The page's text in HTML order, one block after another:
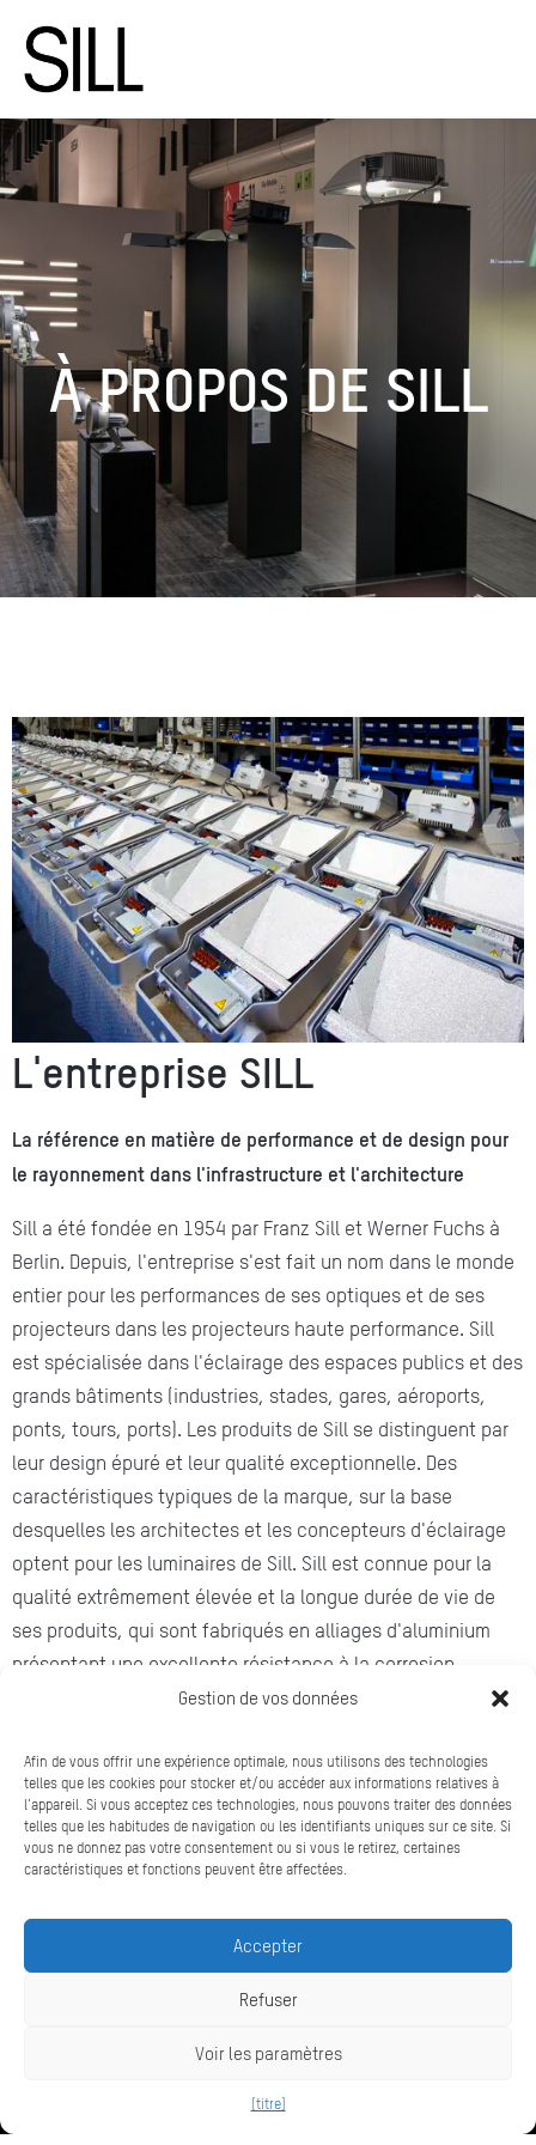
Gestion de vos données
Afin de vous offrir une expérience optimale, nous utilisons des technologies
telles que les cookies pour stocker et/ou accéder aux informations relatives à
l'appareil. Si vous acceptez ces technologies, nous pouvons traiter des données
telles que les habitudes de navigation ou les identifiants uniques sur ce site. Si
vous ne donnez pas votre consentement ou si vous le retirez, certaines
caractéristiques et fonctions peuvent être affectées.
Accepter
Refuser
Voir les paramètres
{titre}
À PROPOS DE SILL
L'entreprise SILL
La référence en matière de performance et de design pour
le rayonnement dans l'infrastructure et l'architecture
Sill a été fondée en 1954 par Franz Sill et Werner Fuchs à
Berlin. Depuis, l'entreprise s'est fait un nom dans le monde
entier pour les performances de ses optiques et de ses
projecteurs dans les projecteurs haute performance. Sill
est spécialisée dans l'éclairage des espaces publics et des
grands bâtiments (industries, stades, gares, aéroports,
ponts, tours, ports). Les produits de Sill se distinguent par
leur design épuré et leur qualité exceptionnelle. Des
caractéristiques typiques de la marque, sur la base
desquelles les architectes et les concepteurs d'éclairage
optent pour les luminaires de Sill. Sill est connue pour la
qualité extrêmement élevée et la longue durée de vie de
ses produits, qui sont fabriqués en alliages d'aluminium
présentant une excellente résistance à la corrosion.
Déclaration de confidentialité
Conditions de garantie